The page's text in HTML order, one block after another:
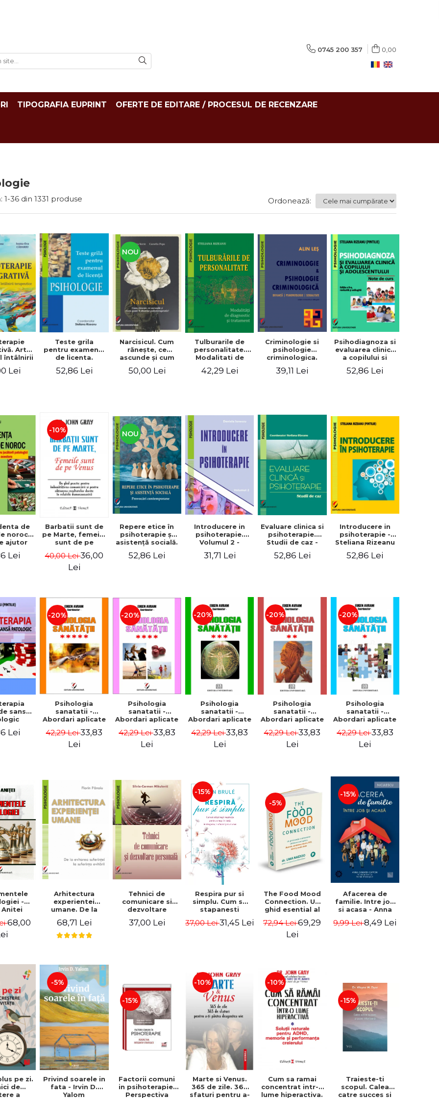
0745 200 357 0,00
TIPOGRAFIA EUPRINT OFERTE DE EDITARE / PROCESUL DE RECENZARE
1-36 din 1331 produse Ordonează:
Arta
întâlnirii
Lei
Teste grila
pentru examenul
de licenta.
a II-a revizuita si
52,86 Lei
NOU
Narcisicul. Cum
răneşte, ce
ascunde şi cum
psihoterapeutic
50,00 Lei
Tulburarile de
personalitate.
Modalitati de
tratament
42,29 Lei
Criminologie si
psihologie
criminologica.
psihopatologie,
39,11 Lei
Psihodiagnoza si
evaluarea clinica
a copilului si
Editia a II-a,
52,86 Lei
de
noroc.
ajutor
de
Lei
-10%
Barbatii sunt de
pe Marte, femeile
sunt de pe
practic pentru
imbunatatirea
dorite in relatiile
dumneavoastra -
Dr. Gray John
40,00 Lei36,00
Lei
NOU
Repere etice în
psihoterapie şi
asistenţă socială.
contemporane
52,86 Lei
Introducere in
psihoterapie.
Volumul 2 -
31,71 Lei
Evaluare clinica si
psihoterapie.
Studii de caz -
52,86 Lei
Introducere in
psihoterapie -
Steliana Rizeanu
52,86 Lei
sansa
Lei
-20%
Psihologia
sanatatii -
Abordari aplicate
Eugen Avram
42,29 Lei33,83
Lei
-20%
Psihologia
sanatatii -
Abordari aplicate
Relatiile
interumane si
42,29 Lei33,83
Lei
-20%
Psihologia
sanatatii -
Abordari aplicate
Psihic si somatic
- Eugen Avram
42,29 Lei33,83
Lei
-20%
Psihologia
sanatatii -
Abordari aplicate
Comportament
dezadaptativ -
42,29 Lei33,83
Lei
-20%
Psihologia
sanatatii -
Abordari aplicate
Eugen Avram
42,29 Lei33,83
Lei
-
Anitei
68,00
Arhitectura
experientei
umane. De la
suferintei la
suferinta evitarii
- Florin Panoiu
68,71 Lei
Tehnici de
comunicare si
dezvoltare
37,00 Lei
-15%
Respira pur si
simplu. Cum sa
stapanesti
a reusi in viata, in
37,00 Lei31,45 Lei
-5%
The Food Mood
Connection. Un
ghid esential al
uimitoare care
lupta cu
Naidoo
72,94 Lei69,29
Lei
-15%
Afacerea de
familie. Intre job
si acasa - Anna
Arshad
9,99 Lei8,49 Lei
pe zi.
de
a
-5%
Privind soarele in
fata - Irvin D.
Yalom
-15%
Factorii comuni
in psihoterapie.
Perspectiva
-10%
Marte si Venus.
365 de zile. 365
sfaturi pentru a-
-10%
Cum sa ramai
concentrat intr-o
lume hiperactiva.
-15%
Traieste-ti
scopul. Calea
catre succes si